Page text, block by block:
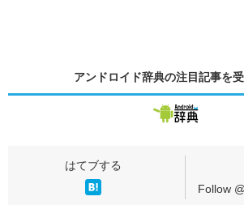
アンドロイド辞典の注目記事を
Follow